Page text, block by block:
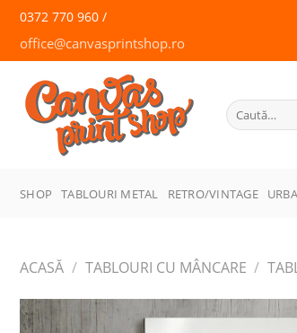
Skip
content
0372 770 960 /
office@canvasprintshop.ro
CANVAS
PRINT SHOP
Caută
după:
SHOP TABLOURI METAL RETRO/VINTAGE
ACASĂ / TABLOURI CU MÂNCARE /